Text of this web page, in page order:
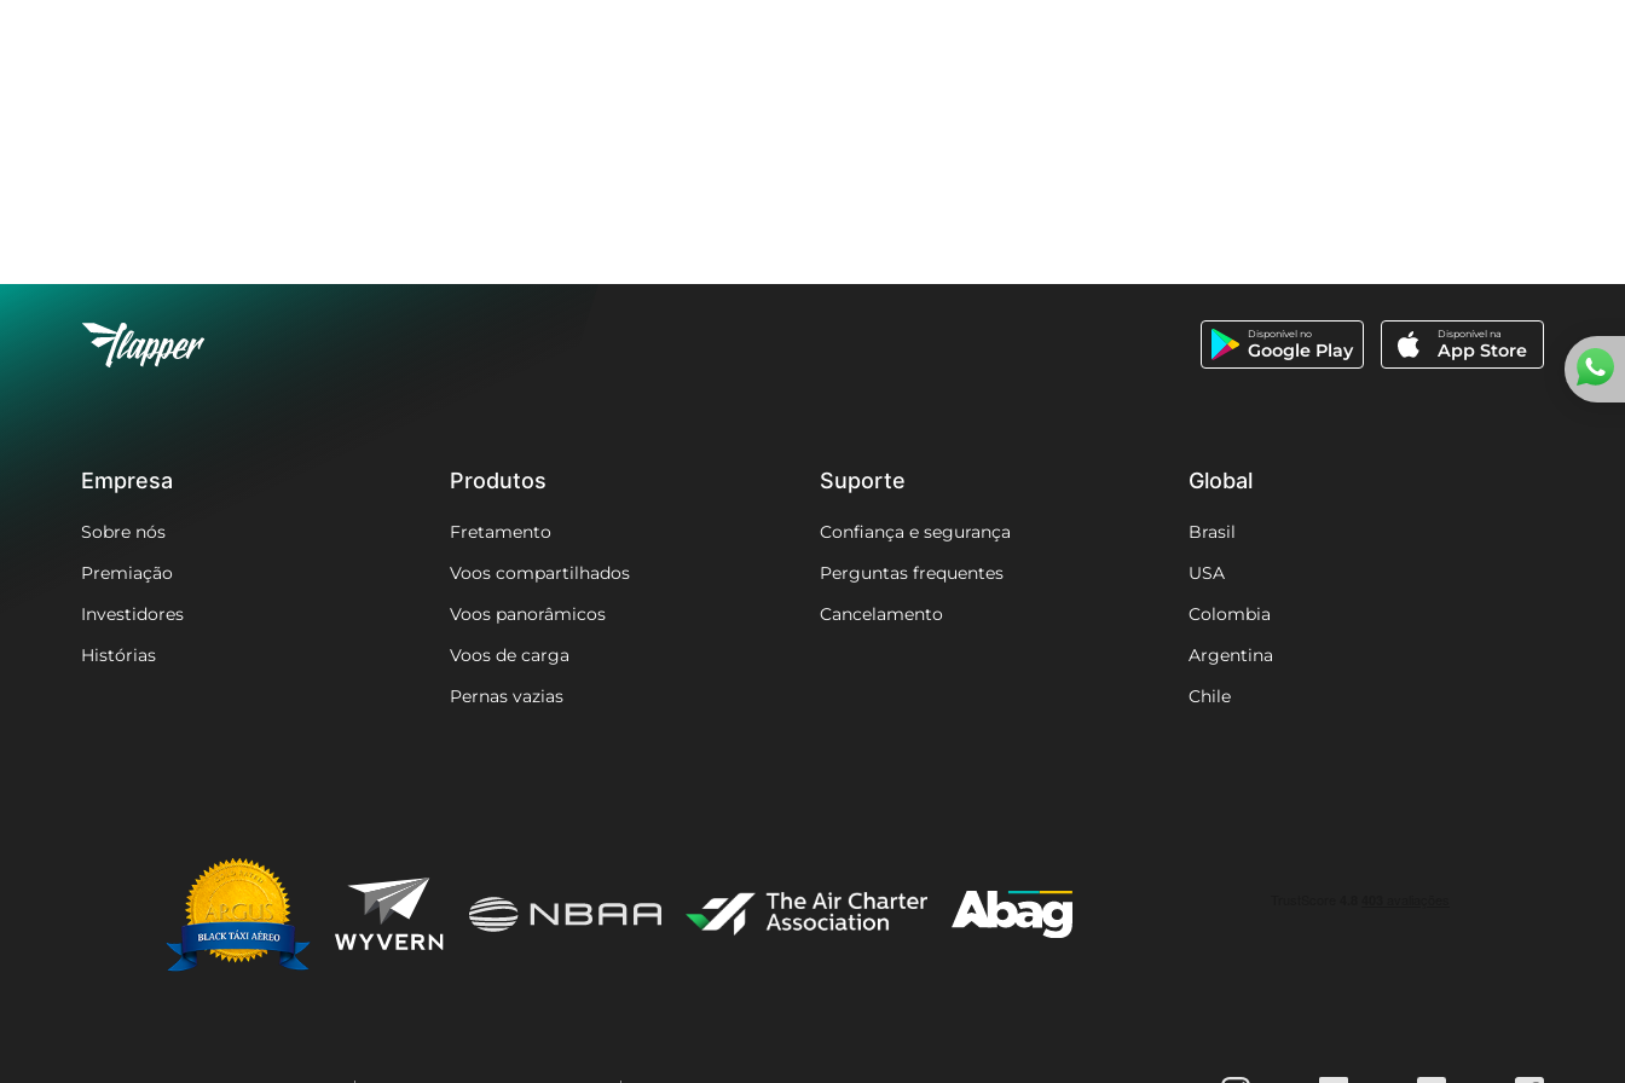
Disponível no
Google Play
Disponível na
App Store
Empresa
Sobre nós
Premiação
Investidores
Histórias
Produtos
Fretamento
Voos compartilhados
Voos panorâmicos
Voos de carga
Pernas vazias
Suporte
Confiança e segurança
Perguntas frequentes
Cancelamento
Global
Brasil
USA
Colombia
Argentina
Chile